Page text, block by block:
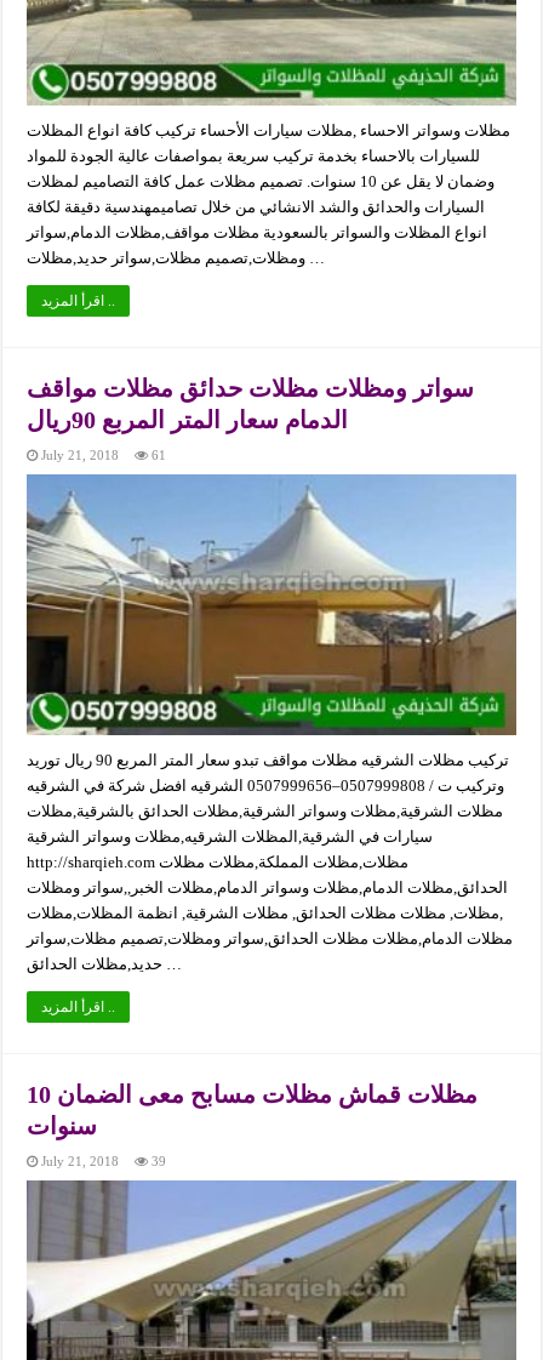
مظلات وسواتر الاحساء ,مظلات سيارات الأحساء تركيب كافة انواع المظلات
للسيارات بالاحساء بخدمة تركيب سريعة بمواصفات عالية الجودة للمواد
وضمان لا يقل عن 10 سنوات. تصميم مظلات عمل كافة التصاميم لمظلات
السيارات والحدائق والشد الانشائي من خلال تصاميمهندسية دقيقة لكافة
انواع المظلات والسواتر بالسعودية مظلات مواقف,مظلات الدمام,سواتر
ومظلات,تصميم مظلات,سواتر حديد,مظلات …
اقرأ المزيد ..
سواتر ومظلات مظلات حدائق مظلات مواقف
الدمام سعار المتر المربع 90ريال
July 21, 2018 61
تركيب مظلات الشرقيه مظلات مواقف تبدو سعار المتر المربع 90 ريال توريد
وتركيب ت / 0507999808–0507999656 الشرقيه افضل شركة في الشرقيه
مظلات الشرقية,مظلات وسواتر الشرقية,مظلات الحدائق بالشرقية,مظلات
سيارات في الشرقية,المظلات الشرقيه,مظلات وسواتر الشرقية
http://sharqieh.com مظلات,مظلات المملكة,مظلات مظلات
الحدائق,مظلات الدمام,مظلات وسواتر الدمام,مظلات الخبر,,سواتر ومظلات
,مظلات, مظلات مظلات الحدائق, مظلات الشرقية, انظمة المظلات,مظلات
مظلات الدمام,مظلات مظلات الحدائق,سواتر ومظلات,تصميم مظلات,سواتر
حديد,مظلات الحدائق …
اقرأ المزيد ..
مظلات قماش مظلات مسابح معى الضمان 10
سنوات
July 21, 2018 39